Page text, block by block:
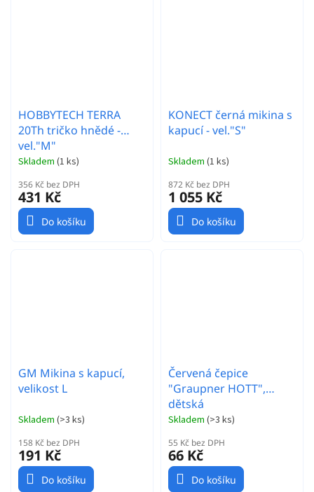
HOBBYTECH TERRA
20Th tričko hnědé -
vel."M"
Skladem (1 ks)
356 Kč bez DPH
431 Kč
Do košíku
KONECT černá mikina s
kapucí - vel."S"
Skladem (1 ks)
872 Kč bez DPH
1 055 Kč
Do košíku
GM Mikina s kapucí,
velikost L
Skladem (>3 ks)
158 Kč bez DPH
191 Kč
Do košíku
Červená čepice
"Graupner HOTT",
dětská
Skladem (>3 ks)
55 Kč bez DPH
66 Kč
Do košíku